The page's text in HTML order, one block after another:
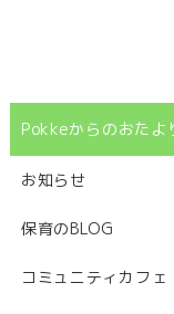
Pokkeからのおたよ
お知らせ
保育のBLOG
コミュニティカフェ